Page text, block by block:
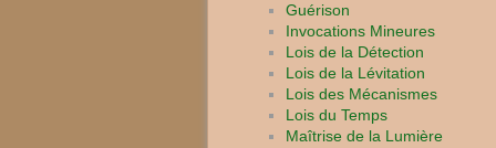
Guérison
Invocations Mineures
Lois de la Détection
Lois de la Lévitation
Lois des Mécanismes
Lois du Temps
Maîtrise de la Lumière